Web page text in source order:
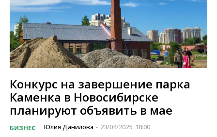
Конкурс на завершение парка
Каменка в Новосибирске
планируют объявить в мае
БИЗНЕС Юлия Данилова - 23/04/2025, 18:00